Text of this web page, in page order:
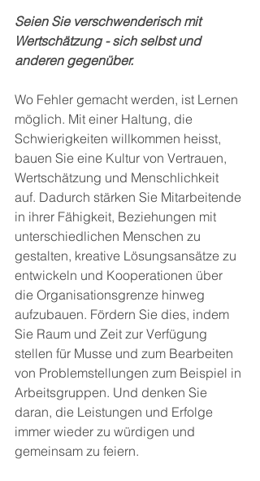
Seien Sie verschwenderisch mit
Wertschätzung - sich selbst und
anderen gegenüber.
Wo Fehler gemacht werden, ist Lernen
möglich. Mit einer Haltung, die
Schwierigkeiten willkommen heisst,
bauen Sie eine Kultur von Vertrauen,
Wertschätzung und Menschlichkeit
auf. Dadurch stärken Sie Mitarbeitende
in ihrer Fähigkeit, Beziehungen mit
unterschiedlichen Menschen zu
gestalten, kreative Lösungsansätze zu
entwickeln und Kooperationen über
die Organisationsgrenze hinweg
aufzubauen. Fördern Sie dies, indem
Sie Raum und Zeit zur Verfügung
stellen für Musse und zum Bearbeiten
von Problemstellungen zum Beispiel in
Arbeitsgruppen. Und denken Sie
daran, die Leistungen und Erfolge
immer wieder zu würdigen und
gemeinsam zu feiern.